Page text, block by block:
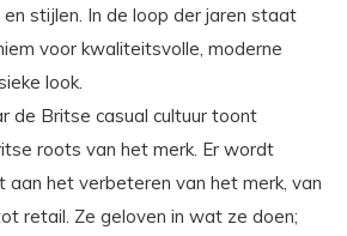
stijlen. In de loop der jaren staat
voor kwaliteitsvolle, moderne
look.
de Britse casual cultuur toont
roots van het merk. Er wordt
het verbeteren van het merk, van
retail. Ze geloven in wat ze doen;